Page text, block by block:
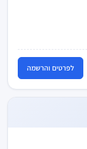
לפרטים והרשמה